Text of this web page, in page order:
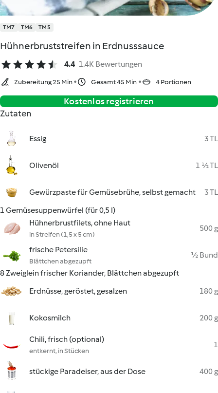
TM7 TM6 TM5
Hühnerbruststreifen in Erdnusssauce
4.4 1.4K Bewertungen
Zubereitung 25 Min Gesamt 45 Min 4 Portionen
Kostenlos registrieren
Zutaten
Essig 3 TL
Olivenöl 1 ½ TL
Gewürzpaste für Gemüsebrühe, selbst gemacht
3 TL
1 Gemüsesuppenwürfel (für 0,5 l)
Hühnerbrustfilets, ohne Haut
in Streifen (1,5 x 5 cm)
500 g
frische Petersilie
Blättchen abgezupft
½ Bund
8 Zweiglein frischer Koriander, Blättchen abgezupft
Erdnüsse, geröstet, gesalzen
180 g
Kokosmilch 200 g
Chili, frisch (optional)
entkernt, in Stücken
1
stückige Paradeiser, aus der Dose 400 g